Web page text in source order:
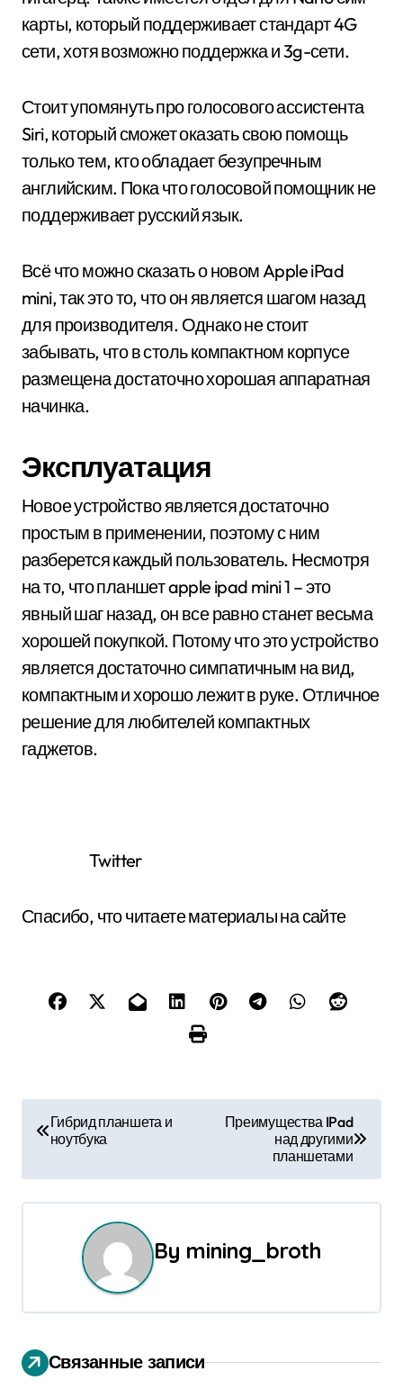
карты, который поддерживает стандарт 4G
сети, хотя возможно поддержка и 3g-сети.
Стоит упомянуть про голосового ассистента
Siri, который сможет оказать свою помощь
только тем, кто обладает безупречным
английским. Пока что голосовой помощник не
поддерживает русский язык.
Всё что можно сказать о новом Apple iPad
mini, так это то, что он является шагом назад
для производителя. Однако не стоит
забывать, что в столь компактном корпусе
размещена достаточно хорошая аппаратная
начинка.
Эксплуатация
Новое устройство является достаточно
простым в применении, поэтому с ним
разберется каждый пользователь. Несмотря
на то, что планшет apple ipad mini 1 – это
явный шаг назад, он все равно станет весьма
хорошей покупкой. Потому что это устройство
является достаточно симпатичным на вид,
компактным и хорошо лежит в руке. Отличное
решение для любителей компактных
гаджетов.
Twitter
Спасибо, что читаете материалы на сайте
в
и
Гибрид планшета и
ноутбука
Преимущества IPad
над другими
планшетами
By mining_broth
Связанные записи